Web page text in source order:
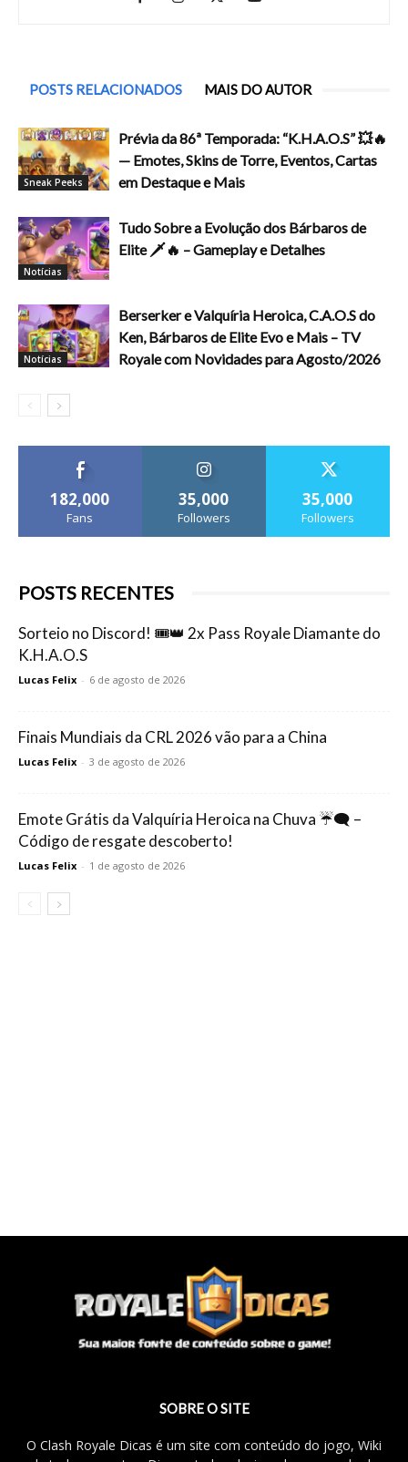
POSTS RELACIONADOS MAIS DO AUTOR
Sneak Peeks
Prévia da 86ª Temporada: “K.H.A.O.S” 💥🔥
— Emotes, Skins de Torre, Eventos, Cartas
em Destaque e Mais
Notícias
Tudo Sobre a Evolução dos Bárbaros de
Elite 🗡️🔥 – Gameplay e Detalhes
Notícias
Berserker e Valquíria Heroica, C.A.O.S do
Ken, Bárbaros de Elite Evo e Mais – TV
Royale com Novidades para Agosto/2026
182,000
Fans
35,000
Followers
35,000
Followers
POSTS RECENTES
Sorteio no Discord! 🎟️👑 2x Pass Royale Diamante do
K.H.A.O.S
Lucas Felix - 6 de agosto de 2026
Finais Mundiais da CRL 2026 vão para a China
Lucas Felix - 3 de agosto de 2026
Emote Grátis da Valquíria Heroica na Chuva ☔🗨️ –
Código de resgate descoberto!
Lucas Felix - 1 de agosto de 2026
SOBRE O SITE
O Clash Royale Dicas é um site com conteúdo do jogo, Wiki